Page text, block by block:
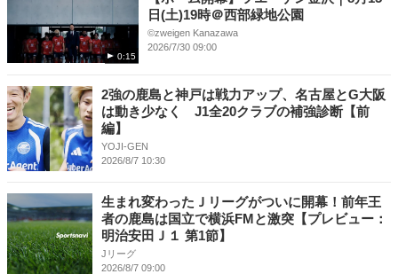
0:15
日(土)19時＠西部緑地公園
©︎zweigen Kanazawa
2026/7/30 09:00
2強の鹿島と神戸は戦力アップ、名古屋とG大阪
は動き少なく J1全20クラブの補強診断【前
編】
YOJI-GEN
2026/8/7 10:30
生まれ変わったＪリーグがついに開幕！前年王
者の鹿島は国立で横浜FMと激突【プレビュー：
明治安田Ｊ１ 第1節】
Jリーグ
2026/8/7 09:00